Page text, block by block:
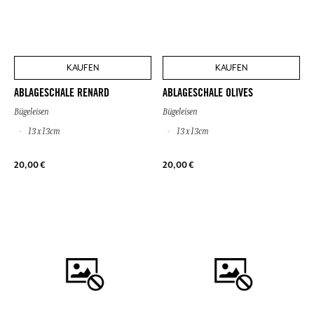
KAUFEN
ABLAGESCHALE RENARD
Bügeleisen
13 x 13cm
20,00 €
KAUFEN
ABLAGESCHALE OLIVES
Bügeleisen
13 x 13cm
20,00 €